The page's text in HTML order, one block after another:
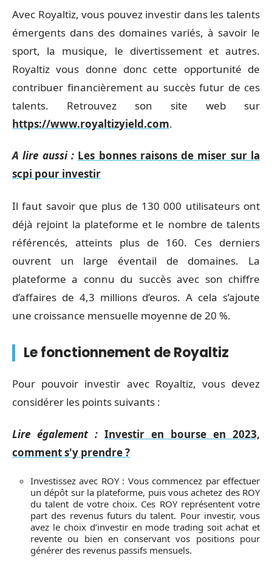
Avec Royaltiz, vous pouvez investir dans les talents
émergents dans des domaines variés, à savoir le
sport, la musique, le divertissement et autres.
Royaltiz vous donne donc cette opportunité de
contribuer financièrement au succès futur de ces
talents. Retrouvez son site web sur
https://www.royaltizyield.com.
A lire aussi : Les bonnes raisons de miser sur la
scpi pour investir
Il faut savoir que plus de 130 000 utilisateurs ont
déjà rejoint la plateforme et le nombre de talents
référencés, atteints plus de 160. Ces derniers
ouvrent un large éventail de domaines. La
plateforme a connu du succès avec son chiffre
d’affaires de 4,3 millions d’euros. A cela s’ajoute
une croissance mensuelle moyenne de 20 %.
Le fonctionnement de Royaltiz
Pour pouvoir investir avec Royaltiz, vous devez
considérer les points suivants :
Lire également : Investir en bourse en 2023,
comment s'y prendre ?
Investissez avec ROY : Vous commencez par effectuer
un dépôt sur la plateforme, puis vous achetez des ROY
du talent de votre choix. Ces ROY représentent votre
part des revenus futurs du talent. Pour investir, vous
avez le choix d’investir en mode trading soit achat et
revente ou bien en conservant vos positions pour
générer des revenus passifs mensuels.